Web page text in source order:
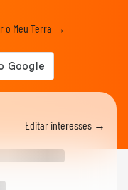
o Meu Terra →
Editar interesses →